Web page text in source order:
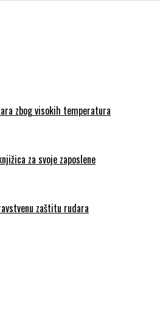
zbog visokih temperatura
za svoje zaposlene
zaštitu rudara